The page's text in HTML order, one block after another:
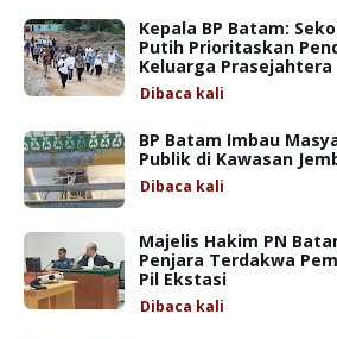
Kepala BP Batam:
Putih Prioritaskan
Keluarga Prasejahtera
Dibaca kali
BP Batam Imbau
Publik di Kawasan
Dibaca kali
Majelis Hakim PN
Penjara Terdakwa
Pil Ekstasi
Dibaca kali